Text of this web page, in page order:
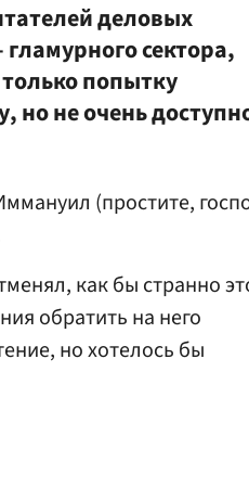
деловых
сектора,
попытку
но не очень
(простите,
как бы странно
обратить на него
но хотелось бы